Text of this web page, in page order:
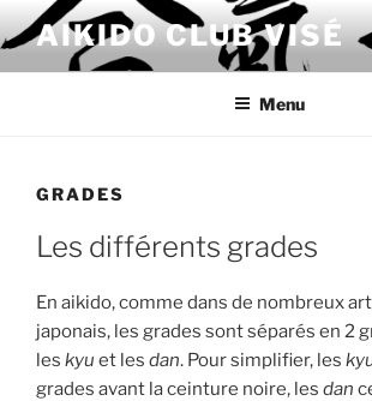
to
content
AIKIDO CLUB VISÉ
Menu
GRADES
Les différents grades
En aikido, comme dans de nombreux
japonais, les grades sont séparés en 2
les kyu et les dan. Pour simplifier, les
grades avant la ceinture noire, les dan